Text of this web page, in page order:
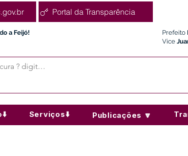
Portal da Transparência
a Feijó! Prefeito
Vice
Serviços⬇️ Publicações 🔽